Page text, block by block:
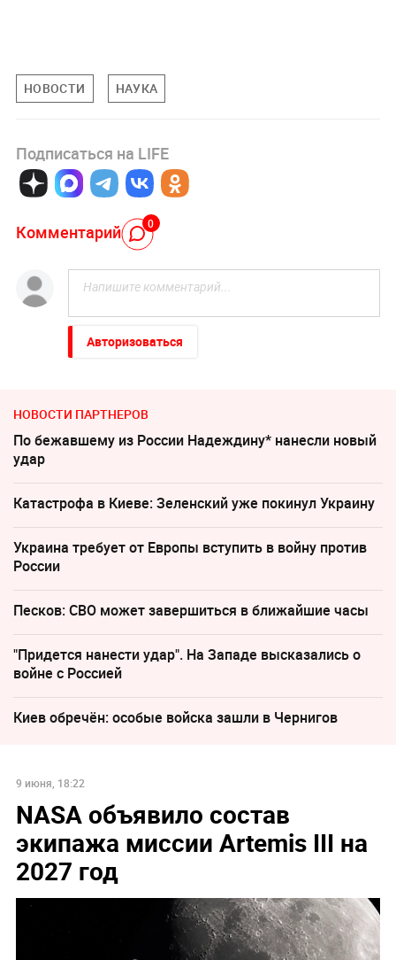
НОВОСТИ НАУКА
Подписаться на LIFE
Комментарий 0
Авторизоваться
НОВОСТИ ПАРТНЕРОВ
По бежавшему из России Надеждину* нанесли новый
удар
Катастрофа в Киеве: Зеленский уже покинул Украину
Украина требует от Европы вступить в войну против
России
Песков: СВО может завершиться в ближайшие часы
"Придется нанести удар". На Западе высказались о
войне с Россией
Киев обречён: особые войска зашли в Чернигов
9 июня, 18:22
NASA объявило состав
экипажа миссии Artemis III на
2027 год